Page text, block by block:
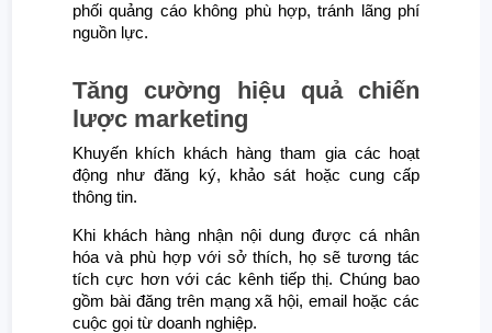
phối quảng cáo không phù hợp, tránh lãng phí
nguồn lực.
Tăng cường hiệu quả chiến
lược marketing
Khuyến khích khách hàng tham gia các hoạt
động như đăng ký, khảo sát hoặc cung cấp
thông tin.
Khi khách hàng nhận nội dung được cá nhân
hóa và phù hợp với sở thích, họ sẽ tương tác
tích cực hơn với các kênh tiếp thị. Chúng bao
gồm bài đăng trên mạng xã hội, email hoặc các
cuộc gọi từ doanh nghiệp.